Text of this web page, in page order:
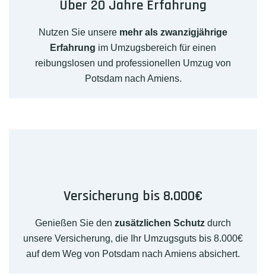
Über 20 Jahre Erfahrung
Nutzen Sie unsere mehr als zwanzigjährige
Erfahrung im Umzugsbereich für einen
reibungslosen und professionellen Umzug von
Potsdam nach Amiens.
Versicherung bis 8.000€
Genießen Sie den zusätzlichen Schutz durch
unsere Versicherung, die Ihr Umzugsguts bis 8.000€
auf dem Weg von Potsdam nach Amiens absichert.